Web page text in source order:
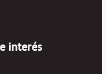
interés